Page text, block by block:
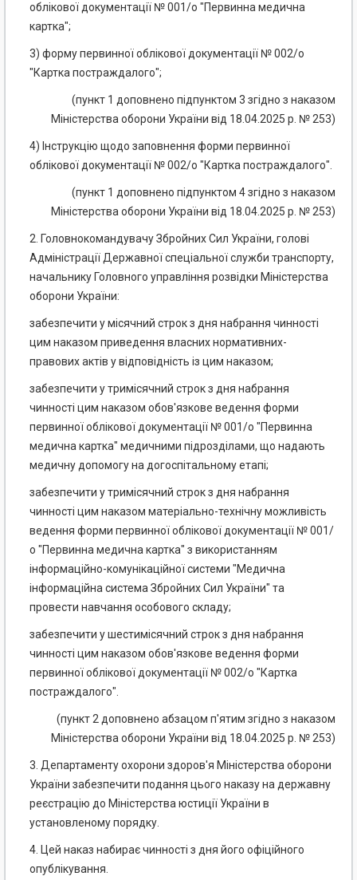
облікової документації № 001/о "Первинна медична
картка";
3) форму первинної облікової документації № 002/о
"Картка постраждалого";
(пункт 1 доповнено підпунктом 3 згідно з наказом
Міністерства оборони України від 18.04.2025 р. № 253)
4) Інструкцію щодо заповнення форми первинної
облікової документації № 002/о "Картка постраждалого".
(пункт 1 доповнено підпунктом 4 згідно з наказом
Міністерства оборони України від 18.04.2025 р. № 253)
2. Головнокомандувачу Збройних Сил України, голові
Адміністрації Державної спеціальної служби транспорту,
начальнику Головного управління розвідки Міністерства
оборони України:
забезпечити у місячний строк з дня набрання чинності
цим наказом приведення власних нормативних-
правових актів у відповідність із цим наказом;
забезпечити у тримісячний строк з дня набрання
чинності цим наказом обов'язкове ведення форми
первинної облікової документації № 001/о "Первинна
медична картка" медичними підрозділами, що надають
медичну допомогу на догоспітальному етапі;
забезпечити у тримісячний строк з дня набрання
чинності цим наказом матеріально-технічну можливість
ведення форми первинної облікової документації № 001/
о "Первинна медична картка" з використанням
інформаційно-комунікаційної системи "Медична
інформаційна система Збройних Сил України" та
провести навчання особового складу;
забезпечити у шестимісячний строк з дня набрання
чинності цим наказом обов'язкове ведення форми
первинної облікової документації № 002/о "Картка
постраждалого".
(пункт 2 доповнено абзацом п'ятим згідно з наказом
Міністерства оборони України від 18.04.2025 р. № 253)
3. Департаменту охорони здоров'я Міністерства оборони
України забезпечити подання цього наказу на державну
реєстрацію до Міністерства юстиції України в
установленому порядку.
4. Цей наказ набирає чинності з дня його офіційного
опублікування.